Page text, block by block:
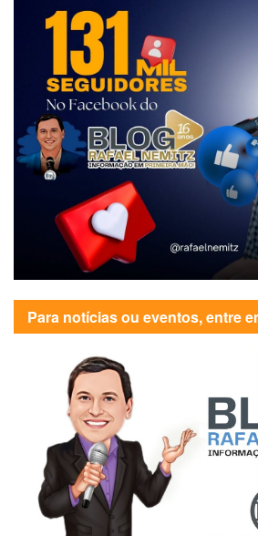
Para notícias ou eventos, entre